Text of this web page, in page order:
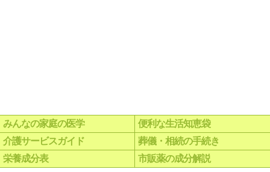
みんなの家庭の医学
便利な生活知恵袋
介護サービスガイド
葬儀・相続の手続き
栄養成分表
市販薬の成分解説